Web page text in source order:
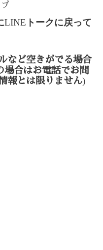
LINE トークに戻って
など空きがでる場合
場合はお電話でお問
報とは限りません)